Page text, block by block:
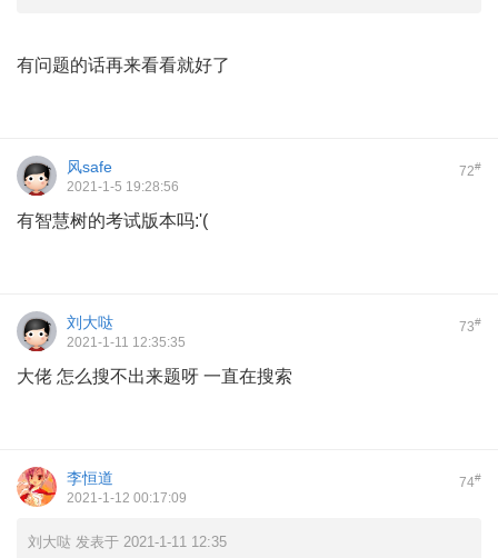
有问题的话再来看看就好了
72#
风safe
2021-1-5 19:28:56
有智慧树的考试版本吗:'(
73#
刘大哒
2021-1-11 12:35:35
大佬 怎么搜不出来题呀 一直在搜索
74#
李恒道
2021-1-12 00:17:09
刘大哒 发表于 2021-1-11 12:35